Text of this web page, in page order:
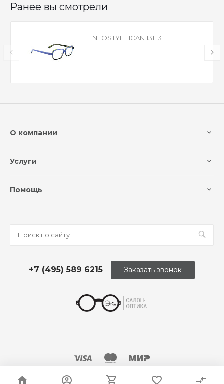
Ранее вы смотрели
NEOSTYLE ICAN 131 131
О компании
Услуги
Помощь
+7 (495) 589 6215 Заказать звонок